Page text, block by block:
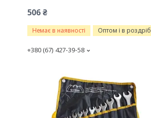
506 ₴
Немає в наявності Оптом і в роздріб
+380 (67) 427-39-58